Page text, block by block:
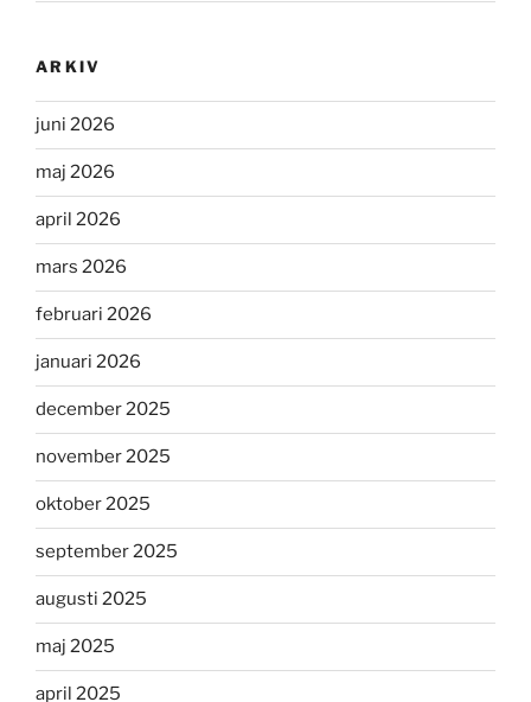
ARKIV
juni 2026
maj 2026
april 2026
mars 2026
februari 2026
januari 2026
december 2025
november 2025
oktober 2025
september 2025
augusti 2025
maj 2025
april 2025